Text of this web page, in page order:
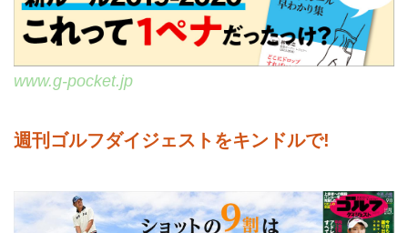
www.g-pocket.jp
週刊ゴルフダイジェストをキンドルで!